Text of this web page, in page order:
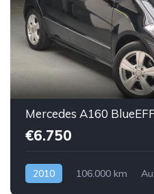
€6.750
2010 106.000 km